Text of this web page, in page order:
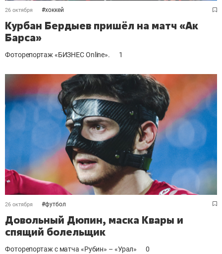
26 октября #хоккей
Курбан Бердыев пришёл на матч «Ак
Барса»
Фоторепортаж «БИЗНЕС Online». 1
26 октября #футбол
Довольный Дюпин, маска Квары и
спящий болельщик
Фоторепортаж с матча «Рубин» – «Урал» 0